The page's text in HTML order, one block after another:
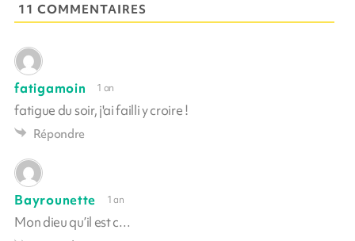
11 COMMENTAIRES
fatigamoin 1 an
fatigue du soir, j'ai failli y croire !
Répondre
Bayrounette 1 an
Mon dieu qu’il est c…